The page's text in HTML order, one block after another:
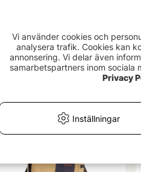
399 kr
Vi använder cookies och
analysera trafik. Cookies kan
annonsering. Vi delar även
samarbetspartners inom sociala
Privacy
Inställningar